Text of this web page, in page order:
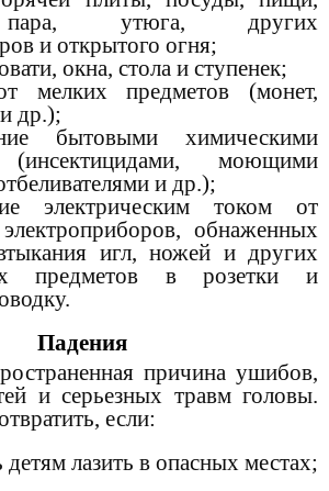
пара, утюга, других
и открытого огня;
окна, стола и ступенек;
мелких предметов (монет,
др.);
бытовыми химическими
(инсектицидами, моющими
и др.);
электрическим током от
обнаженных
игл, ножей и других
предметов в розетки и
Падения
причина ушибов,
и серьезных травм головы.
если:
детям лазить в опасных местах;